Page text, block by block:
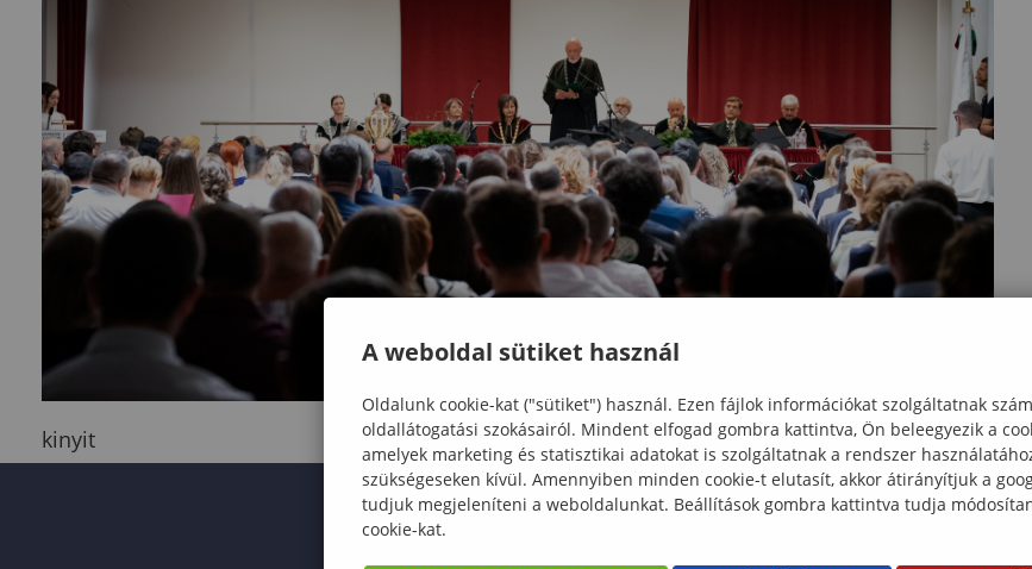
kinyit
A weboldal sütiket használ
Oldalunk cookie-kat ("sütiket") használ. Ezen fájlok információkat szolgáltatnak
oldallátogatási szokásairól. Mindent elfogad gombra kattintva, Ön beleegyezik a
amelyek marketing és statisztikai adatokat is szolgáltatnak a rendszer
szükségeseken kívül. Amennyiben minden cookie-t elutasít, akkor átirányítjuk a
tudjuk megjeleníteni a weboldalunkat. Beállítások gombra kattintva tudja
cookie-kat.